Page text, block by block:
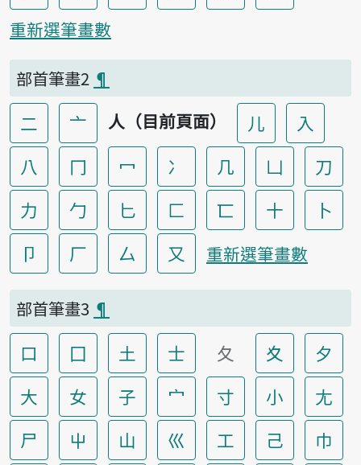
重新選筆畫數
部首筆畫2 ¶
二 亠 人（目前頁面） 儿
入
八
冂 冖 冫 几 凵
刀
力
勹 匕 匚 匸 十
卜
卩
厂 厶 又 重新選筆畫數
部首筆畫3 ¶
口 囗 土 士 夂 夊
夕
大
女 子 宀 寸 小
尢
尸
屮 山 巛 工 己
巾